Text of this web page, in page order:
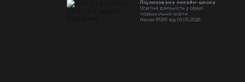
Ліцензована онлайн-школа
Освітня діяльність у сфері
позашкільної освіти
Наказ №261 від 01.05.2026